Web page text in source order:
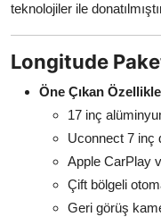
teknolojiler ile
Longitude
Öne Çıkan
17 inç
Uconnect 7 inç
Apple CarPlay
Çift bölgeli
Geri görüş